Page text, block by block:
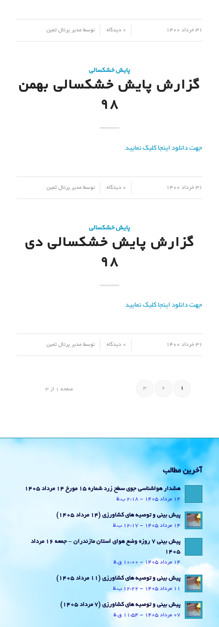
31 خرداد 1400 0 دیدگاه توسط مدیر پرتال ثمین
پایش خشکسالی
گزارش پایش خشکسالی بهمن
98
جهت دانلود اینجا کلیک نمایید
31 خرداد 1400 0 دیدگاه توسط مدیر پرتال ثمین
پایش خشکسالی
گزارش پایش خشکسالی دی
98
جهت دانلود اینجا کلیک نمایید
31 خرداد 1400 0 دیدگاه توسط مدیر پرتال ثمین
صفحه 1 از 3 1
2
3
آخرین مطالب
هشدار هواشناسی جوی سطح زرد شماره 15 مورخ 14 مرداد 1405
14 مرداد 1405 - 2:18 ب.ظ
پیش بینی و توصیه های کشاورزی (14 مرداد ۱۴۰۵)
14 مرداد 1405 - 12:17 ب.ظ
پیش بینی 7 روزه وضع هوای استان مازندران – جمعه 16 مرداد
1405
14 مرداد 1405 - 10:00 ق.ظ
پیش بینی و توصیه های کشاورزی (11 مرداد ۱۴۰۵)
11 مرداد 1405 - 12:22 ب.ظ
پیش بینی و توصیه های کشاورزی (7 مرداد ۱۴۰۵)
07 مرداد 1405 - 11:54 ق.ظ